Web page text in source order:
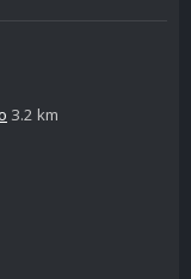
3.2 km